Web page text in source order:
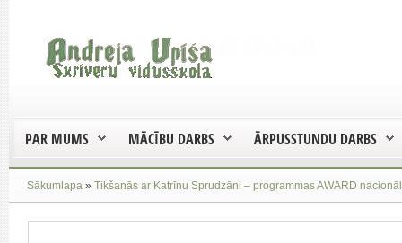
PAR MUMS MĀCĪBU DARBS ĀRPUSSTUNDU DARBS
Sākumlapa » Tikšanās ar Katrīnu Sprudzāni – programmas AWARD